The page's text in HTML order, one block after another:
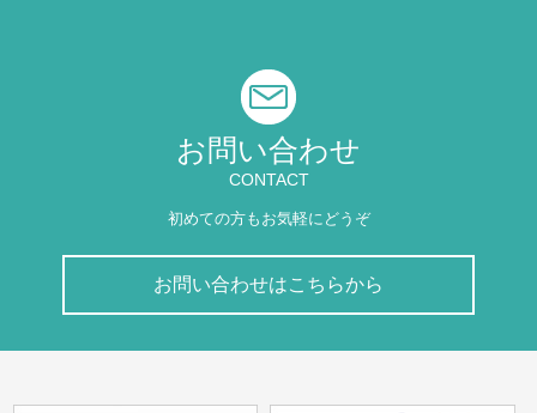
お問い合わせ
CONTACT
初めての方もお気軽にどうぞ
お問い合わせはこちらから